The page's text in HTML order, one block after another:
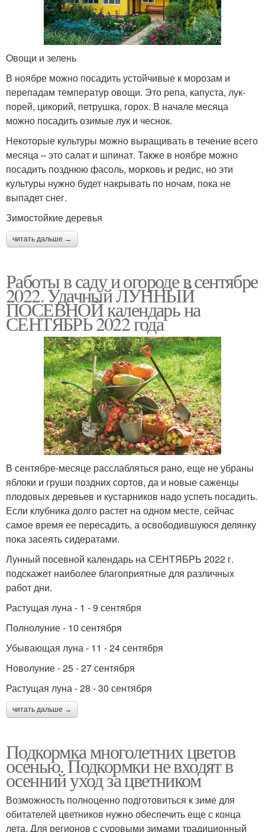
Овощи и зелень
В ноябре можно посадить устойчивые к морозам и
перепадам температур овощи. Это репа, капуста, лук-
порей, цикорий, петрушка, горох. В начале месяца
можно посадить озимые лук и чеснок.
Некоторые культуры можно выращивать в течение всего
месяца – это салат и шпинат. Также в ноябре можно
посадить позднюю фасоль, морковь и редис, но эти
культуры нужно будет накрывать по ночам, пока не
выпадет снег.
Зимостойкие деревья
читать дальше →
Работы в саду и огороде в сентябре
2022. Удачный ЛУННЫЙ
ПОСЕВНОЙ календарь на
СЕНТЯБРЬ 2022 года
В сентябре-месяце расслабляться рано, еще не убраны
яблоки и груши поздних сортов, да и новые саженцы
плодовых деревьев и кустарников надо успеть посадить.
Если клубника долго растет на одном месте, сейчас
самое время ее пересадить, а освободившуюся делянку
пока засеять сидератами.
Лунный посевной календарь на СЕНТЯБРЬ 2022 г.
подскажет наиболее благоприятные для различных
работ дни.
Растущая луна - 1 - 9 сентября
Полнолуние - 10 сентября
Убывающая луна - 11 - 24 сентября
Новолуние - 25 - 27 сентября
Растущая луна - 28 - 30 сентября
читать дальше →
Подкормка многолетних цветов
осенью. Подкормки не входят в
осенний уход за цветником
Возможность полноценно подготовиться к зиме для
обитателей цветников нужно обеспечить еще с конца
лета. Для регионов с суровыми зимами традиционный